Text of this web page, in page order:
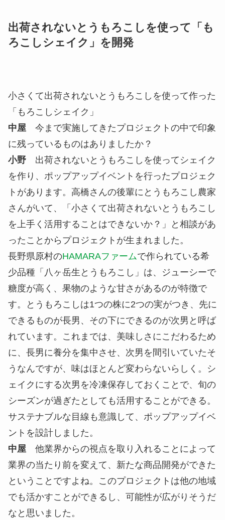
での仕事ではなく、ワーケーションをはじめとした
地方で仕事をすることや地方との繋がり方を探して
いのかわからないと思う人たちは、周りにとても多
いです。僕らが地域に関わるきっかけを作るプラッ
トフォームを提供することはできると思っていま
す。
高橋 今は八ヶ岳ですが、他に活動の拠点があれば
あるほど楽しいですし、地域のコンテンツをどのよ
うに魅せるかを考えながら展開できればいいです
ね。
出荷されないとうもろこしを使って「も
ろこしシェイク」を開発
小さくて出荷されないとうもろこしを使って作った
「もろこしシェイク」
中屋 今まで実施してきたプロジェクトの中で印象
に残っているものはありましたか？
小野 出荷されないとうもろこしを使ってシェイク
を作り、ポップアップイベントを行ったプロジェク
トがあります。高橋さんの後輩にとうもろこし農家
さんがいて、「小さくて出荷されないとうもろこし
を上手く活用することはできないか？」と相談があ
ったことからプロジェクトが生まれました。
長野県原村の
HAMARAファーム